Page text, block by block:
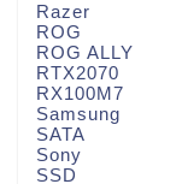
Razer
ROG
ROG ALLY
RTX2070
RX100M7
Samsung
SATA
Sony
SSD